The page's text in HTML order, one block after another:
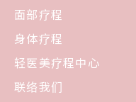
面部疗程
身体疗程
轻医美疗程中心
联络我们